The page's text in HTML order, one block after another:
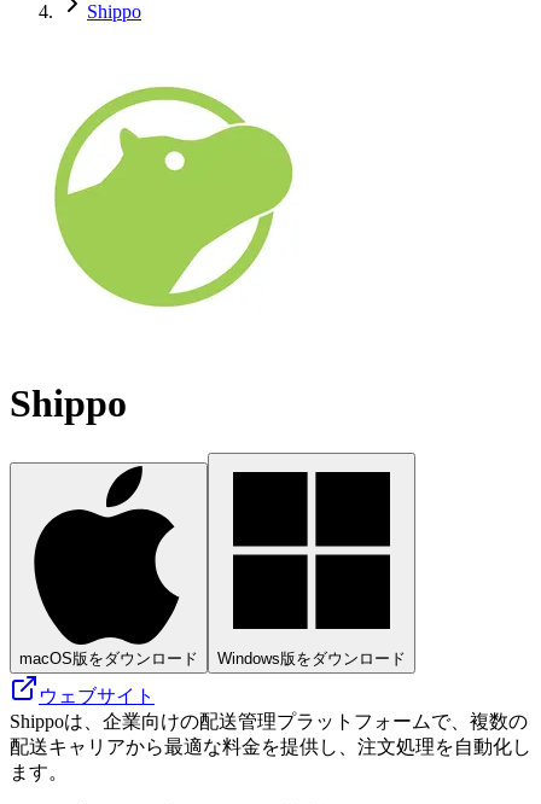
Shippo
Shippo
macOS版をダウンロード Windows版をダウンロード
ウェブサイト
Shippoは、企業向けの配送管理プラットフォームで、複数の
配送キャリアから最適な料金を提供し、注文処理を自動化し
ます。